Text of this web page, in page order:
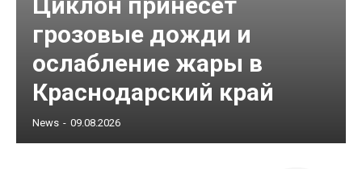
грозовые дожди и
ослабление жары в
Краснодарский край
News - 09.08.2026